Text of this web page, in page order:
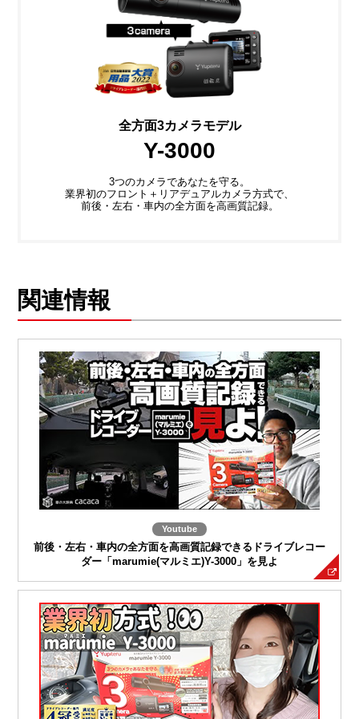
全方面3カメラモデル
Y-3000
3つのカメラであなたを守る。
業界初のフロント＋リアデュアルカメラ方式で、
前後・左右・車内の全方面を高画質記録。
関連情報
Youtube
前後・左右・車内の全方面を高画質記録できるドライブレコー
ダー「marumie(マルミエ)Y-3000」を見よ